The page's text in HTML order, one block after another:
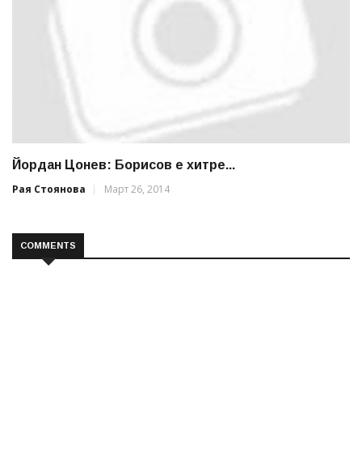
Йордан Цонев: Борисов е хитре...
Рая Стоянова
Март 26, 2014
COMMENTS